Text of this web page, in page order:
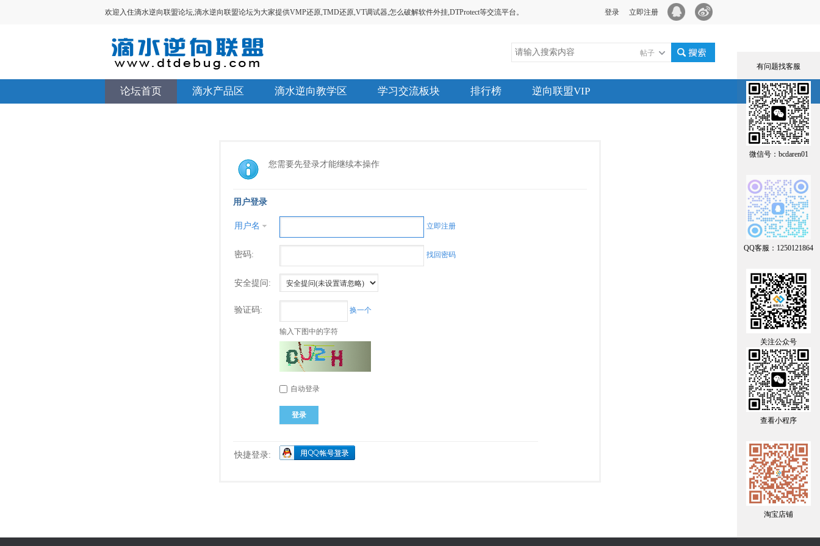
欢迎入住滴水逆向联盟论坛,滴水逆向联盟论坛为大家提供VMP还原,TMD还原,VT调试器,怎么破解软件外挂,DTProtect等交流平台。 立即注册
登录
帖子
论坛首页 滴水产品区 滴水逆向教学区 学习交流板块 排行榜 逆向联盟VIP
有问题找客服
微信号：bcdaren01
QQ客服：1250121864
关注公众号
查看小程序
淘宝店铺
您需要先登录才能继续本操作
用户登录
用户名 立即注册
密码: 找回密码
安全提问:
验证码: 换一个
输入下图中的字符
自动登录
登录
快捷登录: